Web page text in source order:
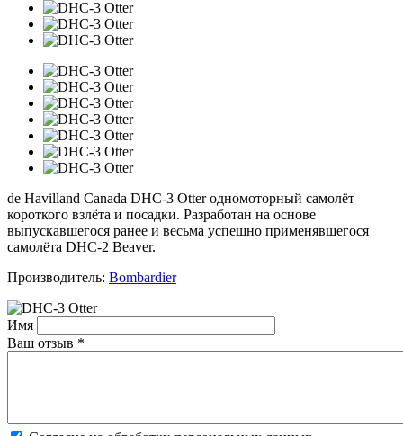
de Havilland Canada DHC-3 Otter одномоторный самолёт
короткого взлёта и посадки. Разработан на основе
выпускавшегося ранее и весьма успешно применявшегося
самолёта DHC-2 Beaver.
Производитель: Bombardier
Имя
Ваш отзыв *